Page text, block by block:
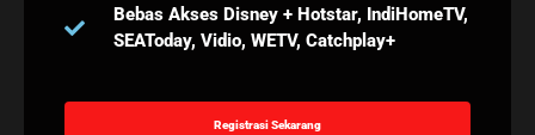
Bebas Akses Disney + Hotstar, IndiHomeTV,
SEAToday, Vidio, WETV, Catchplay+
Registrasi Sekarang